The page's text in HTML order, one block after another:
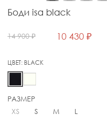
Боди isa black
14 900 ₽ 10 430 ₽
ЦВЕТ: BLACK
РАЗМЕР
XS
S M L